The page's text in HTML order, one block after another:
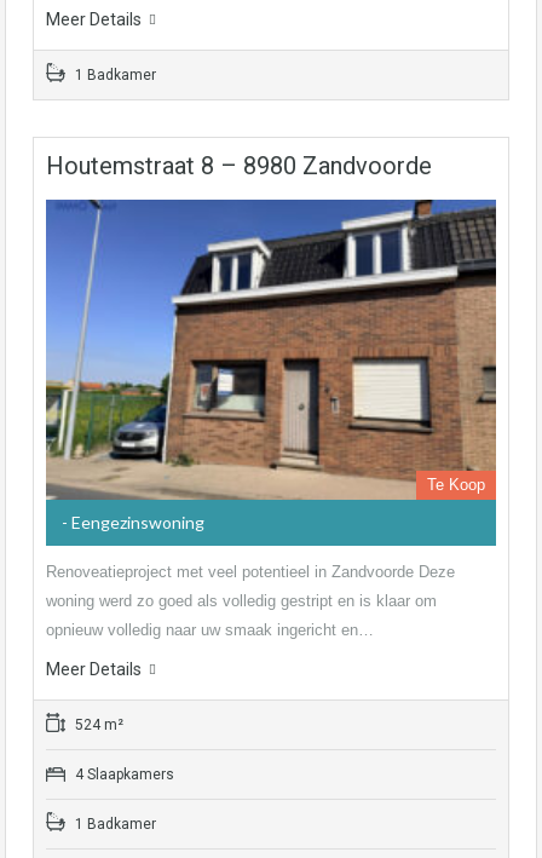
Meer Details
1 Badkamer
Houtemstraat 8 – 8980 Zandvoorde
Te Koop
- Eengezinswoning
Renoveatieproject met veel potentieel in Zandvoorde Deze
woning werd zo goed als volledig gestript en is klaar om
opnieuw volledig naar uw smaak ingericht en…
Meer Details
524 m²
4 Slaapkamers
1 Badkamer